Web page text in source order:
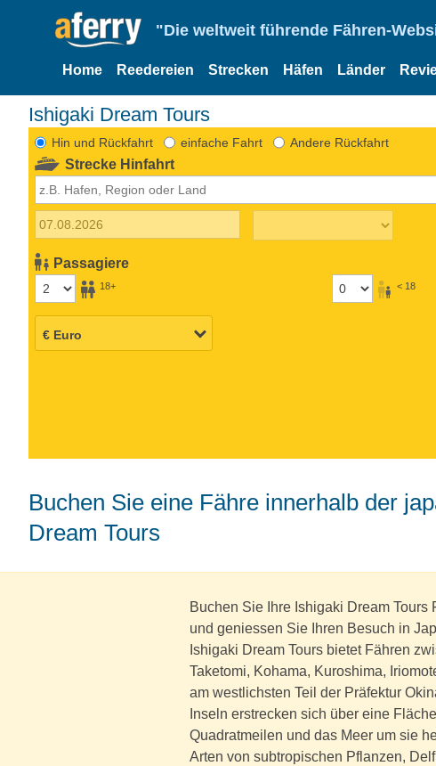
"Die weltweit führende Fähren-
Home Reedereien Strecken Häfen Länder
Ishigaki Dream Tours
Hin und Rückfahrt einfache Fahrt Andere Rückfahrt
Strecke Hinfahrt
Passagiere
18+ < 18
Buchen Sie eine Fähre innerhalb der japanischen Inslen mit Ishigaki
Dream Tours
Buchen Sie Ihre Ishigaki Dream Tours
und geniessen Sie Ihren Besuch in
Ishigaki Dream Tours bietet Fähren
Taketomi, Kohama, Kuroshima,
am westlichsten Teil der Präfektur
Inseln erstrecken sich über eine
Quadratmeilen und das Meer um sie
Arten von subtropischen Pflanzen,